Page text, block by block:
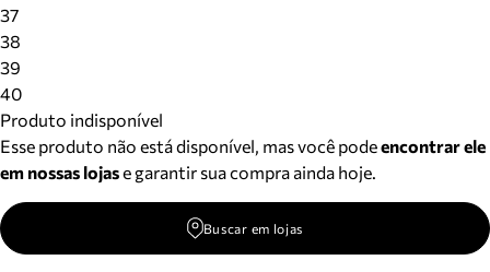
37
38
39
40
Produto indisponível
Esse produto não está disponível, mas você podeencontrar ele
em nossas lojase garantir sua compra ainda hoje.
Buscar em lojas